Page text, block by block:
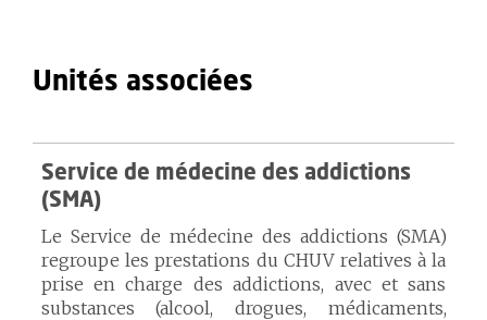
Unités associées
Service de médecine des addictions
(SMA)
Le Service de médecine des addictions (SMA)
regroupe les prestations du CHUV relatives à la
prise en charge des addictions, avec et sans
substances (alcool, drogues, médicaments,